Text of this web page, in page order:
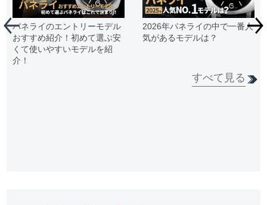
パネライのエントリーモデル
おすすめ紹介！初めて選ぶ安
くて使いやすいモデルを紹
介！
2026年パネライの中で一番人
気があるモデルは？
すべて見る